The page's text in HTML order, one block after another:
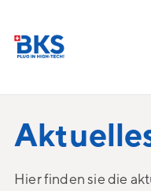
Hier finden sie die